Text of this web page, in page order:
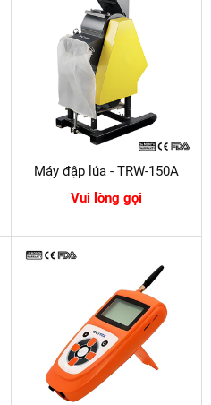
Máy đập lúa - TRW-150A
Vui lòng gọi